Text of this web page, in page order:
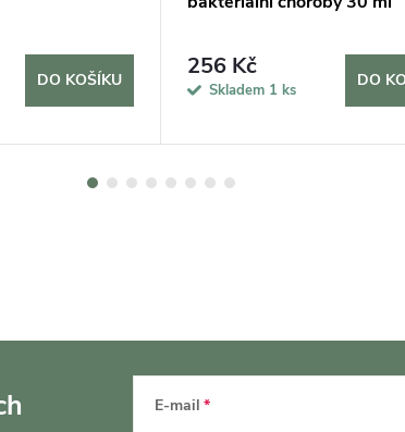
DO KOŠÍKU 256 Kč
Skladem 1 ks
DO
E-mail